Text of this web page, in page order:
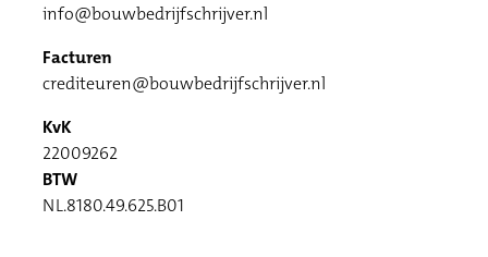
info@bouwbedrijfschrijver.nl
Facturen
crediteuren@bouwbedrijfschrijver.nl
KvK
22009262
BTW
NL.8180.49.625.B01